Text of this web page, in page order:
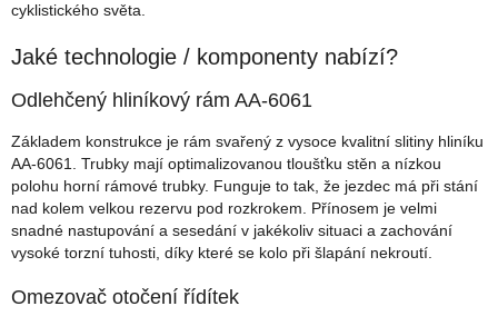
cyklistického světa.
Jaké technologie / komponenty nabízí?
Odlehčený hliníkový rám AA-6061
Základem konstrukce je rám svařený z vysoce kvalitní slitiny hliníku
AA-6061. Trubky mají optimalizovanou tloušťku stěn a nízkou
polohu horní rámové trubky. Funguje to tak, že jezdec má při stání
nad kolem velkou rezervu pod rozkrokem. Přínosem je velmi
snadné nastupování a sesedání v jakékoliv situaci a zachování
vysoké torzní tuhosti, díky které se kolo při šlapání nekroutí.
Omezovač otočení řídítek